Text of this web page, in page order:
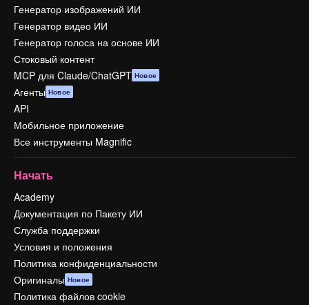
Генератор изображений ИИ
Генератор видео ИИ
Генератор голоса на основе ИИ
Стоковый контент
MCP для Claude/ChatGPT Новое
Агенты Новое
API
Мобильное приложение
Все инструменты Magnific
Начать
Academy
Документация по Пакету ИИ
Служба поддержки
Условия и положения
Политика конфиденциальности
Оригиналы Новое
Политика файлов cookie